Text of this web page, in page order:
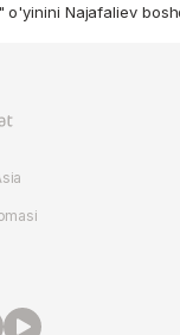
o'yinini Najafaliev